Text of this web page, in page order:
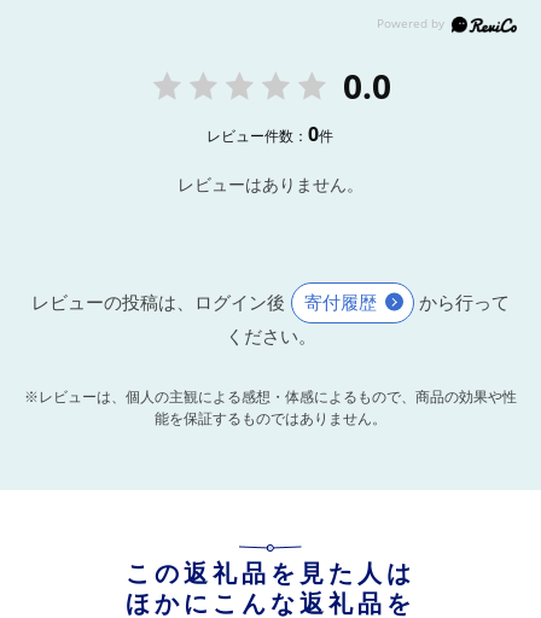
0.0
レビュー件数：0件
レビューはありません。
レビューの投稿は、ログイン後 寄付履歴
から行って
ください。
※レビューは、個人の主観による感想・体感によるもので、商品の効果や性
能を保証するものではありません。
この返礼品を見た人は
ほかにこんな返礼品を